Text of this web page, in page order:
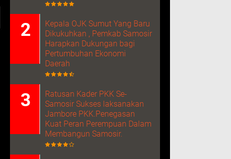
Kepala OJK Sumut Yang Baru
Dikukuhkan , Pemkab Samosir
Harapkan Dukungan bagi
Pertumbuhan Ekonomi
Daerah
Ratusan Kader PKK Se-
Samosir Sukses laksanakan
Jambore PKK.Penegasan
Kuat Peran Perempuan Dalam
Membangun Samosir.